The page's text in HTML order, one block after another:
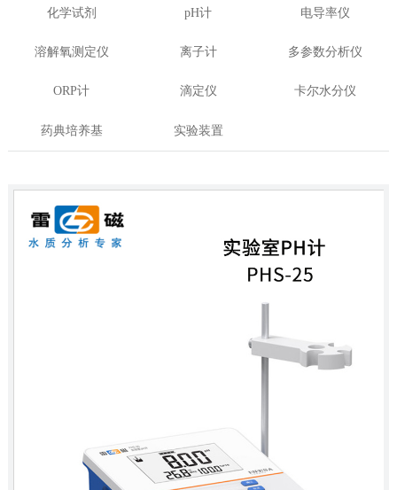
化学试剂 pH计 电导率仪
溶解氧测定仪 离子计 多参数分析仪
ORP计 滴定仪 卡尔水分仪
药典培养基 实验装置